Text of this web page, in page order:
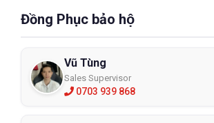
Đồng Phục bảo hộ
Vũ Tùng
Sales Supervisor
0703 939 868